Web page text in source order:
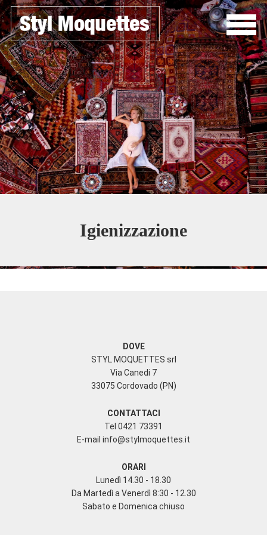
Igienizzazione
DOVE
STYL MOQUETTES srl
Via Canedi 7
33075 Cordovado (PN)
CONTATTACI
Tel 0421 73391
E-mail info@stylmoquettes.it
ORARI
Lunedì 14.30 - 18.30
Da Martedì a Venerdì 8:30 - 12.30
Sabato e Domenica chiuso